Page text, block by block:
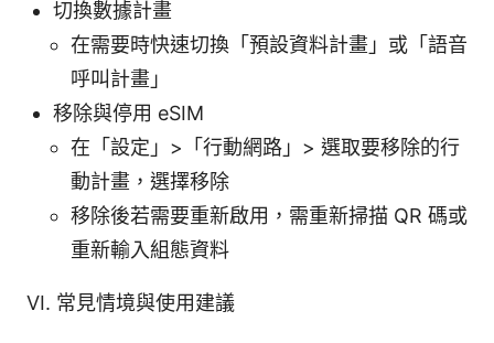
切換數據計畫
在需要時快速切換「預設資料計畫」或「語音
呼叫計畫」
移除與停用 eSIM
在「設定」>「行動網路」> 選取要移除的行
動計畫，選擇移除
移除後若需要重新啟用，需重新掃描 QR 碼或
重新輸入組態資料
VI. 常見情境與使用建議